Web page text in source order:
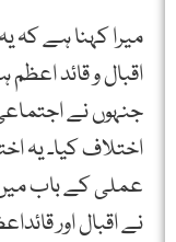
میرا کہنا ہے کہ یہ
اقبال و قائد
جنہوں نے
اختلاف کیا۔ یہ
عملی کے باب
نے اقبال اور